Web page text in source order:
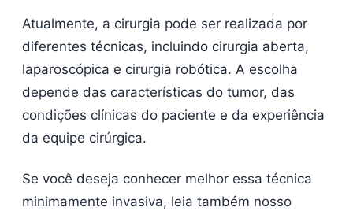
Atualmente, a cirurgia pode ser realizada por
diferentes técnicas, incluindo cirurgia aberta,
laparoscópica e cirurgia robótica. A escolha
depende das características do tumor, das
condições clínicas do paciente e da experiência
da equipe cirúrgica.
Se você deseja conhecer melhor essa técnica
minimamente invasiva, leia também nosso